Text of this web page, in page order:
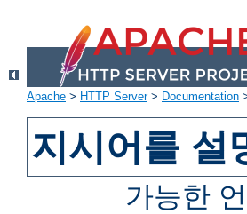
Apache > HTTP Server> Documentation
지시어를 설
가능한